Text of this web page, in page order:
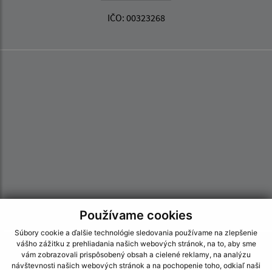
Používame cookies
Súbory cookie a ďalšie technológie sledovania používame na zlepšenie
vášho zážitku z prehliadania našich webových stránok, na to, aby sme
vám zobrazovali prispôsobený obsah a cielené reklamy, na analýzu
návštevnosti našich webových stránok a na pochopenie toho, odkiaľ naši
IČO: 00323268
Informácie o stránke: